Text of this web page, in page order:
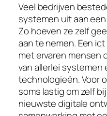
Veel bedrijven
systemen uit aan
Zo hoeven ze zelf
aan te nemen. Een
met ervaren mensen
van allerlei systemen
technologieën. Voor
soms lastig om zelf
nieuwste digitale